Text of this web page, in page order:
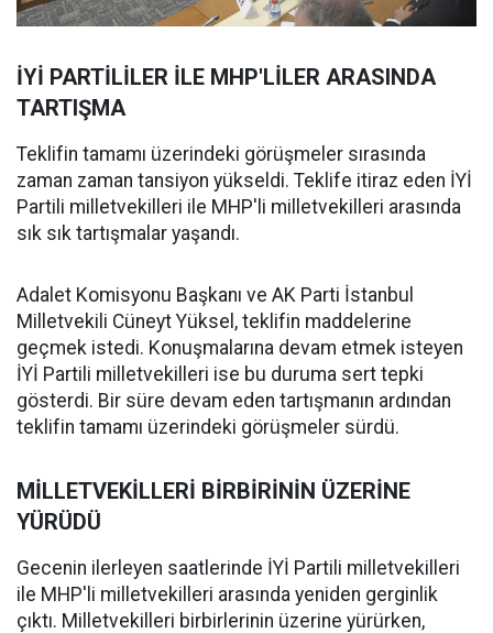
İYİ PARTİLİLER İLE MHP'LİLER ARASINDA
TARTIŞMA
Teklifin tamamı üzerindeki görüşmeler sırasında
zaman zaman tansiyon yükseldi. Teklife itiraz eden İYİ
Partili milletvekilleri ile MHP'li milletvekilleri arasında
sık sık tartışmalar yaşandı.
Adalet Komisyonu Başkanı ve AK Parti İstanbul
Milletvekili Cüneyt Yüksel, teklifin maddelerine
geçmek istedi. Konuşmalarına devam etmek isteyen
İYİ Partili milletvekilleri ise bu duruma sert tepki
gösterdi. Bir süre devam eden tartışmanın ardından
teklifin tamamı üzerindeki görüşmeler sürdü.
MİLLETVEKİLLERİ BİRBİRİNİN ÜZERİNE
YÜRÜDÜ
Gecenin ilerleyen saatlerinde İYİ Partili milletvekilleri
ile MHP'li milletvekilleri arasında yeniden gerginlik
çıktı. Milletvekilleri birbirlerinin üzerine yürürken,